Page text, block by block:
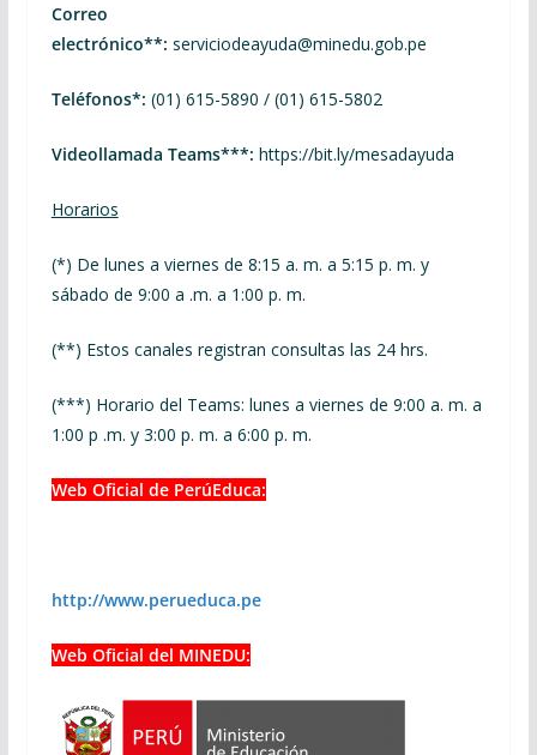
Correo
electrónico**: serviciodeayuda@minedu.gob.pe
Teléfonos*: (01) 615-5890 / (01) 615-5802
Videollamada Teams***: https://bit.ly/mesadayuda
Horarios
(*) De lunes a viernes de 8:15 a. m. a 5:15 p. m. y
sábado de 9:00 a .m. a 1:00 p. m.
(**) Estos canales registran consultas las 24 hrs.
(***) Horario del Teams: lunes a viernes de 9:00 a. m. a
1:00 p .m. y 3:00 p. m. a 6:00 p. m.
Web Oficial de PerúEduca:
http://www.perueduca.pe
Web Oficial del MINEDU: